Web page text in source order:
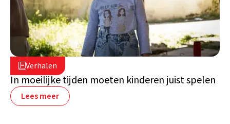
Verhalen
16 juli 2026
Libanon
In moeilijke tijden moeten kinderen juist spelen
Lees meer